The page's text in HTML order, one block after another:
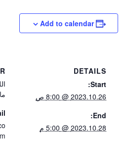
Add to calendar
DETAILS
Start:
2023.10.26 @ 8:00 ص
End:
2023.10.28 @ 5:00 م
m